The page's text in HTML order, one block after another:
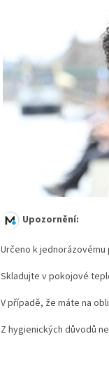
Upozornění:
Určeno k
Skladujte v pokojové
V případě, že máte na
Z hygienických důvodů